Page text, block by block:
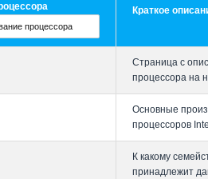
Краткое
Страница с
процессора на
Основные
процессоров
К какому
принадлежит